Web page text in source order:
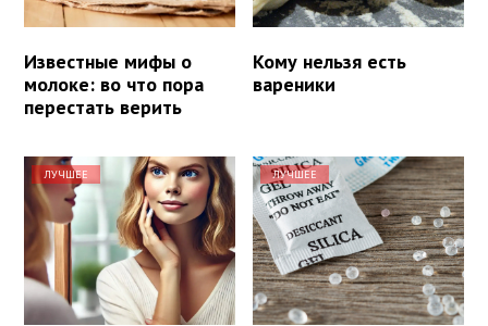
Известные мифы о
молоке: во что пора
перестать верить
Кому нельзя есть
вареники
ЛУЧШЕЕ ЛУЧШЕЕ